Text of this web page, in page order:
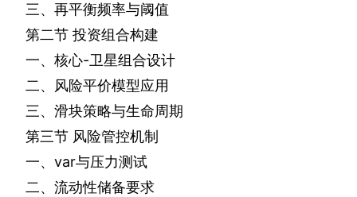
三、再平衡频率与阈值
第二节 投资组合构建
一、核心-卫星组合设计
二、风险平价模型应用
三、滑块策略与生命周期
第三节 风险管控机制
一、 var与压力测试
二、流动性储备要求